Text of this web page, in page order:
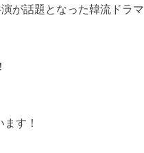
が話題となった韓流ドラマ
す！